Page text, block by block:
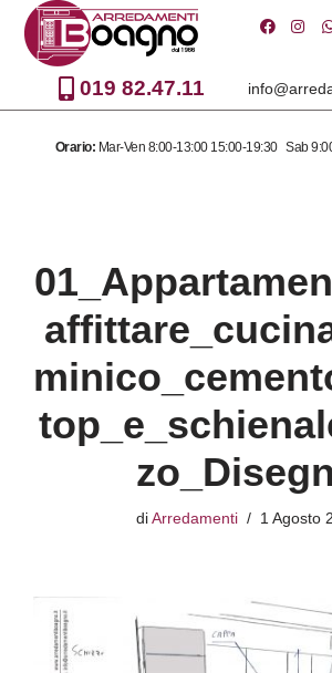
Vai
contenuto
019 82.47.11
Orario: Mar-Ven 8:00-13:00 15:00-19:30 Sab
di Arredamenti 1 Agosto